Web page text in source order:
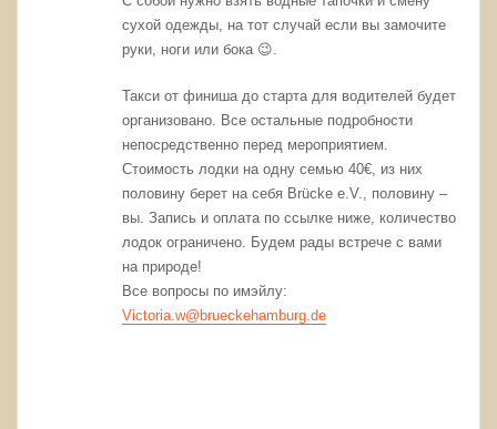
сухой одежды, на тот случай если вы замочите
руки, ноги или бока 😉.
Такси от финиша до старта для водителей будет
организовано. Все остальные подробности
непосредственно перед мероприятием.
Стоимость лодки на одну семью 40€, из них
половину берет на себя Brücke e.V., половину –
вы. Запись и оплата по ссылке ниже, количество
лодок ограничено. Будем рады встрече с вами
на природе!
Все вопросы по имэйлу:
Victoria.w@brueckehamburg.de